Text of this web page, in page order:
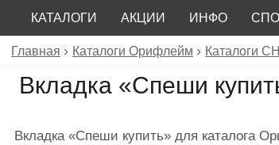
КАТАЛОГИ АКЦИИ ИНФО СПО
Главная Каталоги Орифлейм Каталоги
Вкладка «Спеши
Вкладка «Спеши купить» для каталога